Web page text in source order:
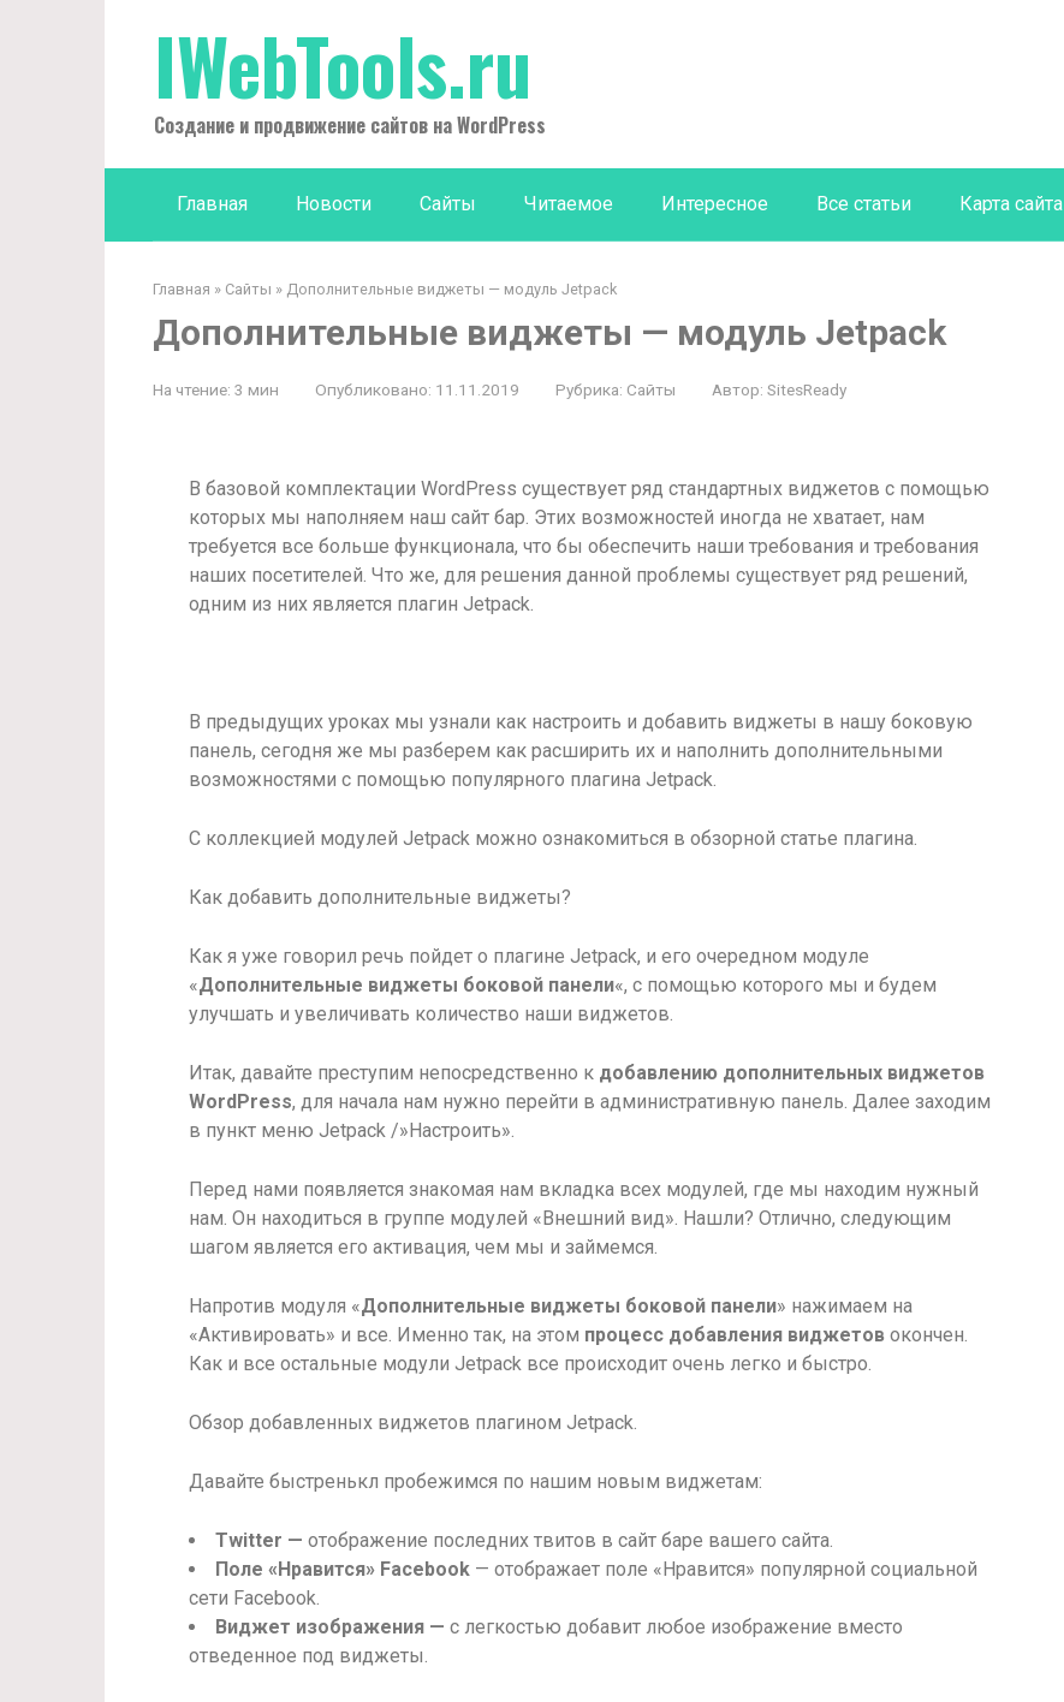
IWebTools.ru
Создание и продвижение сайтов на WordPress
Главная Новости Сайты Читаемое Интересное Все статьи Карта сайта
Главная » Сайты » Дополнительные виджеты — модуль Jetpack
Дополнительные виджеты — модуль Jetpack
На чтение: 3 мин Опубликовано: 11.11.2019 Рубрика: Сайты Автор: SitesReady
В базовой комплектации WordPress существует ряд стандартных виджетов с помощью
которых мы наполняем наш сайт бар. Этих возможностей иногда не хватает, нам
требуется все больше функционала, что бы обеспечить наши требования и требования
наших посетителей. Что же, для решения данной проблемы существует ряд решений,
одним из них является плагин Jetpack.
В предыдущих уроках мы узнали как настроить и добавить виджеты в нашу боковую
панель, сегодня же мы разберем как расширить их и наполнить дополнительными
возможностями с помощью популярного плагина Jetpack.
С коллекцией модулей Jetpack можно ознакомиться в обзорной статье плагина.
Как добавить дополнительные виджеты?
Как я уже говорил речь пойдет о плагине Jetpack, и его очередном модуле
«Дополнительные виджеты боковой панели«, с помощью которого мы и будем
улучшать и увеличивать количество наши виджетов.
Итак, давайте преступим непосредственно к добавлению дополнительных виджетов
WordPress, для начала нам нужно перейти в административную панель. Далее заходим
в пункт меню Jetpack /»Настроить».
Перед нами появляется знакомая нам вкладка всех модулей, где мы находим нужный
нам. Он находиться в группе модулей «Внешний вид». Нашли? Отлично, следующим
шагом является его активация, чем мы и займемся.
Напротив модуля «Дополнительные виджеты боковой панели» нажимаем на
«Активировать» и все. Именно так, на этом процесс добавления виджетов окончен.
Как и все остальные модули Jetpack все происходит очень легко и быстро.
Обзор добавленных виджетов плагином Jetpack.
Давайте быстренькл пробежимся по нашим новым виджетам:
Twitter — отображение последних твитов в сайт баре вашего сайта.
Поле «Нравится» Facebook — отображает поле «Нравится» популярной социальной
сети Facebook.
Виджет изображения — с легкостью добавит любое изображение вместо
отведенное под виджеты.